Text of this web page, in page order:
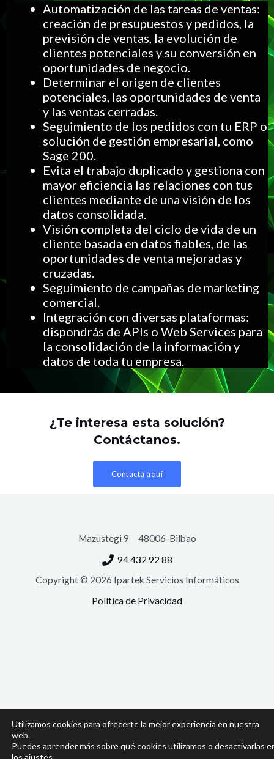
Automatización de las tareas de ventas:
creación de presupuestos y pedidos, la
previsión de ventas, la evolución de
clientes potenciales y su conversión en
oportunidades de negocio.
Determinar el origen de clientes
potenciales, las oportunidades de venta
y las ventas cerradas.
Seguimiento de los pedidos con tu ERP o
solución de gestión empresarial, como
Sage 200.
Evita el trabajo duplicado y gestiona con
mayor eficiencia las relaciones con tus
clientes mediante de una visión de los
datos consolidada.
Visión completa del ciclo de vida de un
cliente basada en datos fiables, de las
oportunidades de venta mejoradas y
cruzadas.
Seguimiento de campañas de marketing
comercial.
Integración con diversas plataformas:
dispondrás de APIs o Web Services para
la consolidación de la información y
datos de toda tu empresa.
¿Te interesa esta solución?
Contáctanos.
Contacta aquí
Mazustegi 9 48006-Bilbao
94 432 92 88
Copyright © 2026 Ipartek Servicios Informáticos
Política de Privacidad
Utilizamos cookies para ofrecerte la mejor experiencia en nuestra
web.
Puedes aprender más sobre qué cookies utilizamos o desactivarlas
los ajustes.